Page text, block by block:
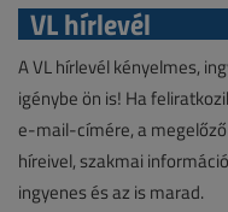
VL hírlevél
A VL hírlevél kényelmes,
igénybe ön is! Ha
e-mail-címére, a
híreivel, szakmai
ingyenes és az is marad.